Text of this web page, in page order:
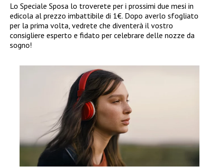
Lo Speciale Sposa lo troverete per i prossimi due mesi in
edicola al prezzo imbattibile di 1€. Dopo averlo sfogliato
per la prima volta, vedrete che diventerà il vostro
consigliere esperto e fidato per celebrare delle nozze da
sogno!